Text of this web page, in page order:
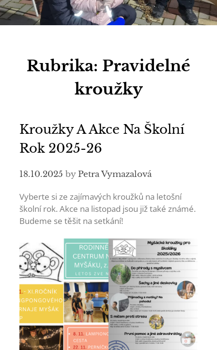
Rubrika: Pravidelné
kroužky
Kroužky A Akce Na Školní
Rok 2025-26
18.10.2025 byPetra Vymazalová
Vyberte si ze zajímavých kroužků na letošní
školní rok. Akce na listopad jsou již také známé.
Budeme se těšit na setkání!